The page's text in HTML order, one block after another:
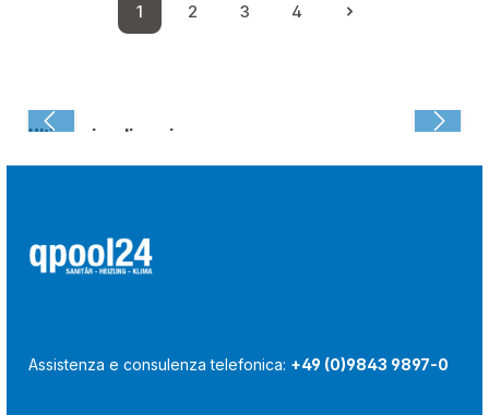
Pagina
1
Pagina
2
Pagina
3
Pagina
4
Ultima visualizzazione:
Assistenza e consulenza telefonica: +49 (0)9843 9897-0